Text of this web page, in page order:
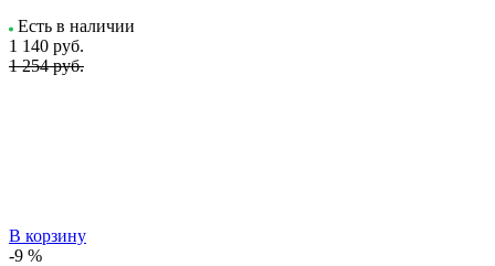
Есть в наличии
1 140 руб.
1 254 руб.
В корзину
-9 %